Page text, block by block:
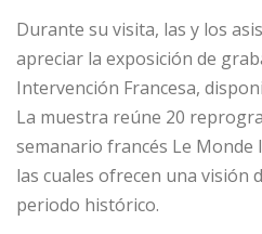
Durante su visita, las y los
apreciar la exposición de
Intervención Francesa,
La muestra reúne 20
semanario francés Le Monde
las cuales ofrecen una visión
periodo histórico.